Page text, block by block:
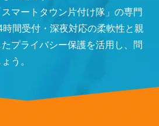
マートタウン片付け隊」の専門
間受付・深夜対応の柔軟性と親
プライバシー保護を活用し、問
う。